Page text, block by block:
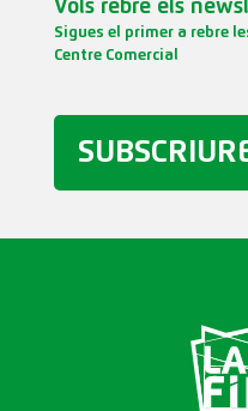
Vols rebre els
Sigues el primer a rebre
Centre Comercial